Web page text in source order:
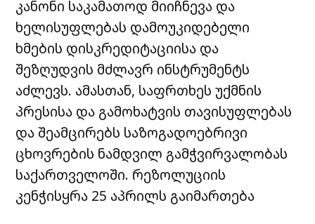
კანონი საკამათოდ მიიჩნევა და
ხელისუფლებას დამოუკიდებელი
ხმების დისკრედიტაციისა და
შეზღუდვის მძლავრ ინსტრუმენტს
აძლევს. ამასთან, საფრთხეს უქმნის
პრესისა და გამოხატვის თავისუფლებას
და შეამცირებს საზოგადოებრივი
ცხოვრების ნამდვილ გამჭვირვალობას
საქართველოში. რეზოლუციის
კენჭისყრა 25 აპრილს გაიმართება